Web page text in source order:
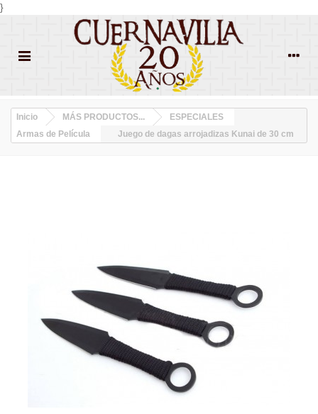
}
Inicio MÁS PRODUCTOS...
ESPECIALES
Armas de Película
Juego de dagas arrojadizas Kunai de 30 cm